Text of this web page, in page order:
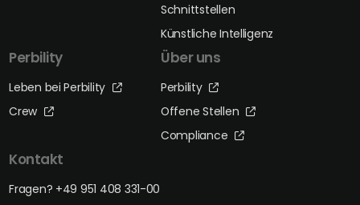
Schnittstellen
Künstliche Intelligenz
Perbility
Leben bei Perbility
Crew
Über uns
Perbility
Offene Stellen
Compliance
Kontakt
Fragen? +49 951 408 331-00